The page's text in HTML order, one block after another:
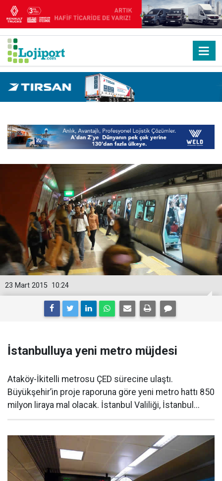
10:24
23 Mart 2015
İstanbulluya yeni metro müjdesi
Ataköy-İkitelli metrosu ÇED sürecine ulaştı.
Büyükşehir’in proje raporuna göre yeni metro hattı 850
milyon liraya mal olacak. İstanbul Valiliği, İstanbul...